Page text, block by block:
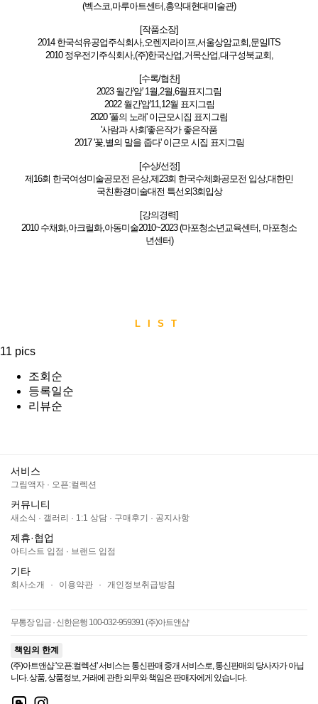
(벡스코,마루아트센터,홍익대현대미술관)
[작품소장]
2014 한국석유공업주식회사,오렌지라이프,서울상암교회,문일ITS
2010 정우전기주식회사,(주)한국산업,거목산업,대구성북교회,
[수록/협찬]
2023 월간'암' 1월,2월,6월표지그림
2022 월간'암'11,12월 표지그림
2020 '풀의 노래' 이근모시집 표지그림
'사람과 사회'좋은작가 좋은작품
2017 '꽃,별의 말을 줍다' 이근모 시집 표지그림
[수상/선정]
제16회 한국여성미술공모전 은상,제23회 한국수체화공모전 입상,대한민
국친환경미술대전 특선외3회입상
[강의경력]
2010 수채화,아크릴화,아동미술2010~2023 (마포청소년교육센터, 마포청소
년센터)
LIST
11 pics
조회순
등록일순
리뷰순
서비스
그림액자 · 오픈:컬렉션
커뮤니티
새소식 · 갤러리 · 1:1 상담 · 구매후기 · 공지사항
제휴·협업
아티스트 입점 · 브랜드 입점
기타
회사소개 · 이용약관 · 개인정보취급방침
무통장 입금 · 신한은행 100-032-959391 (주)아트앤샵
책임의 한계
(주)아트앤샵 '오픈:컬렉션' 서비스는 통신판매 중개 서비스로, 통신판매의 당사자가 아닙
니다. 상품, 상품정보, 거래에 관한 의무와 책임은 판매자에게 있습니다.